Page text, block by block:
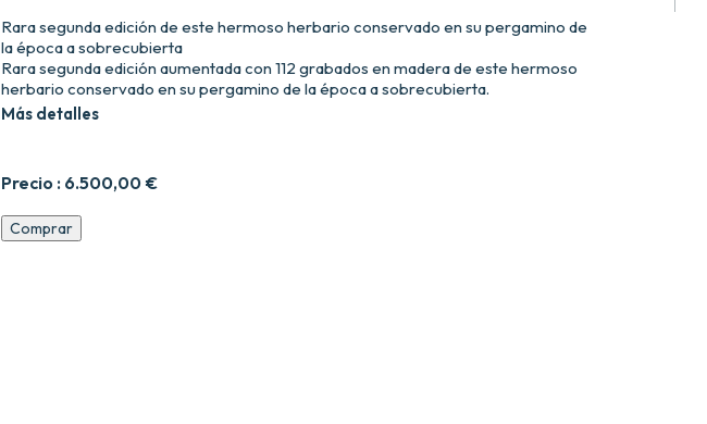
Precio : 6.500,00 €
Rara segunda edición de este hermoso herbario conservado en su pergamino de
la época a sobrecubierta
Rara segunda edición aumentada con 112 grabados en madera de este hermoso
herbario conservado en su pergamino de la época a sobrecubierta.
Más detalles
Herbario
novo
Comprar